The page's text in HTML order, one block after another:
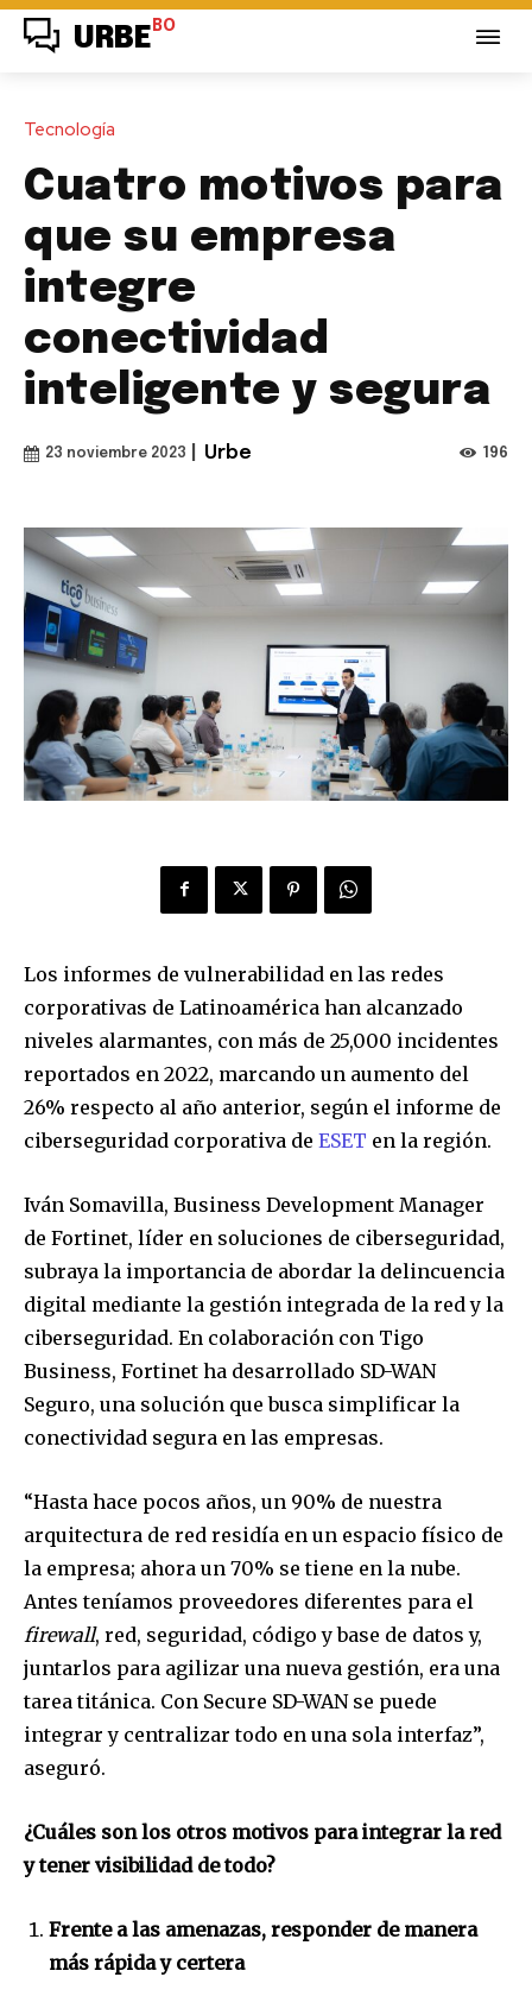
URBE BO
Tecnología
Cuatro motivos para
que su empresa
integre
conectividad
inteligente y segura
23 noviembre 2023 Urbe 196
Los informes de vulnerabilidad en las redes
corporativas de Latinoamérica han alcanzado
niveles alarmantes, con más de 25,000 incidentes
reportados en 2022, marcando un aumento del
26% respecto al año anterior, según el informe de
ciberseguridad corporativa de ESET en la región.
Iván Somavilla, Business Development Manager
de Fortinet, líder en soluciones de ciberseguridad,
subraya la importancia de abordar la delincuencia
digital mediante la gestión integrada de la red y la
ciberseguridad. En colaboración con Tigo
Business, Fortinet ha desarrollado SD-WAN
Seguro, una solución que busca simplificar la
conectividad segura en las empresas.
“Hasta hace pocos años, un 90% de nuestra
arquitectura de red residía en un espacio físico de
la empresa; ahora un 70% se tiene en la nube.
Antes teníamos proveedores diferentes para el
firewall, red, seguridad, código y base de datos y,
juntarlos para agilizar una nueva gestión, era una
tarea titánica. Con Secure SD-WAN se puede
integrar y centralizar todo en una sola interfaz”,
aseguró.
¿Cuáles son los otros motivos para integrar la red
y tener visibilidad de todo?
Frente a las amenazas, responder de manera
más rápida y certera